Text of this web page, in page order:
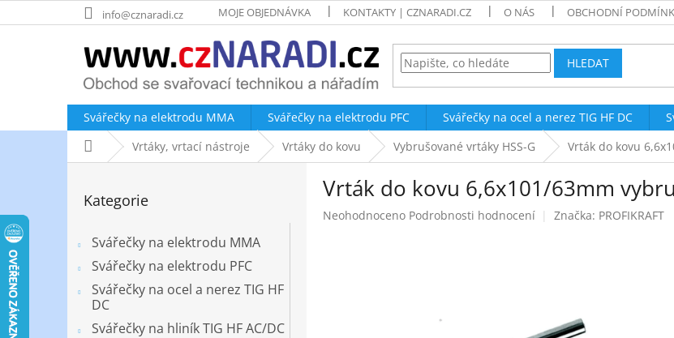
na
info@cznaradi.cz MOJE OBJEDNÁVKA KONTAKTY | CZNARADI.CZ O NÁS OBCHODNÍ
HLEDAT
Svářečky na elektrodu MMA Svářečky na elektrodu PFC Svářečky na ocel a nerez TIG HF DC
Domů Vrtáky, vrtací nástroje Vrtáky do kovu Vybrušované vrtáky HSS-G Vrták do kovu
kategorie
Kategorie
Svářečky na elektrodu MMA
Svářečky na elektrodu PFC
Svářečky na ocel a nerez TIG HF
DC
Svářečky na hliník TIG HF AC/DC
Vrták do kovu 6,6x101/63mm
Průměrné
Neohodnoceno Podrobnosti hodnocení Značka: PROFIKRAFT